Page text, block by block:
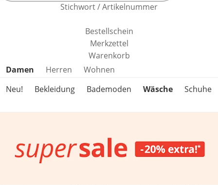
Stichwort / Artikelnummer
Bestellschein
Merkzettel
Warenkorb
Produktkategorien überspringen
Damen Herren
Wohnen
Neu!
Bekleidung Bademoden Wäsche Schuhe